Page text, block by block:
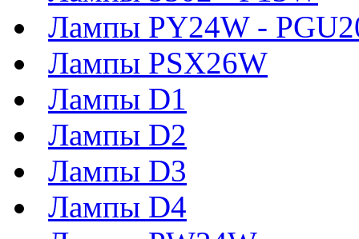
Лампы PY24W -
Лампы PSX26W
Лампы D1
Лампы D2
Лампы D3
Лампы D4